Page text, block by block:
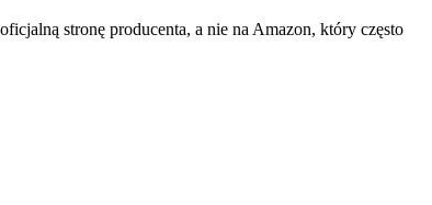
stronę producenta, a nie na Amazon, który często